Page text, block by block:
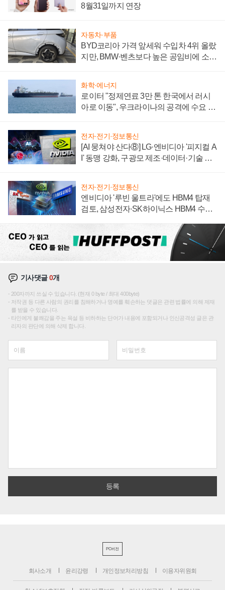
8월31일까지 연장
자동차·부품
BYD코리아 가격 앞세워 수입차 4위 올랐
지만, BMW·벤츠보다 높은 공임비에 소비
화학·에너지
로이터 "정제연료 3만 톤 한국에서 러시
아로 이동", 우크라이나의 공격에 수요 늘
전자·전기·정보통신
[AI 뭉쳐야 산다⑧] LG·엔비디아 '피지컬 A
I' 동맹 강화, 구광모 제조·데이터·기술 결
전자·전기·정보통신
엔비디아 '루빈 울트라'에도 HBM4 탑재
검토, 삼성전자·SK하이닉스 HBM4 수율
기사댓글0개
200자까지 쓰실 수 있습니다. (현재 0 byte / 최대 400byte)
저작권 등 다른 사람의 권리를 침해하거나 명예를 훼손하는 댓글은 관련 법률에 의해 제재
를 받을 수 있습니다.
타인에게 불쾌감을 주는 욕설 등 비하하는 단어가 내용에 포함되거나 인신공격성 글은 관
리자의 판단에 의해 삭제 합니다.
PC버전
회사소개 윤리강령 개인정보처리방침 이용자위원회